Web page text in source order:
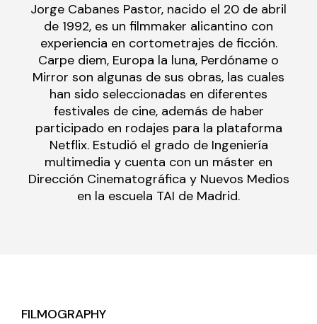
Jorge Cabanes Pastor, nacido el 20 de abril
de 1992, es un filmmaker alicantino con
experiencia en cortometrajes de ficción.
Carpe diem, Europa la luna, Perdóname o
Mirror son algunas de sus obras, las cuales
han sido seleccionadas en diferentes
festivales de cine, además de haber
participado en rodajes para la plataforma
Netflix. Estudió el grado de Ingeniería
multimedia y cuenta con un máster en
Dirección Cinematográfica y Nuevos Medios
en la escuela TAI de Madrid.
FILMOGRAPHY